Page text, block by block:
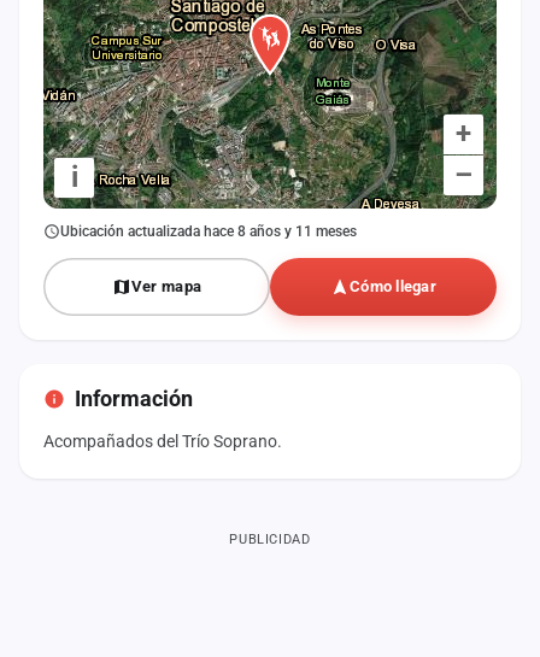
+
–
i
Ubicación actualizada hace 8 años y 11 meses
Ver mapa Cómo llegar
Información
Acompañados del Trío Soprano.
PUBLICIDAD